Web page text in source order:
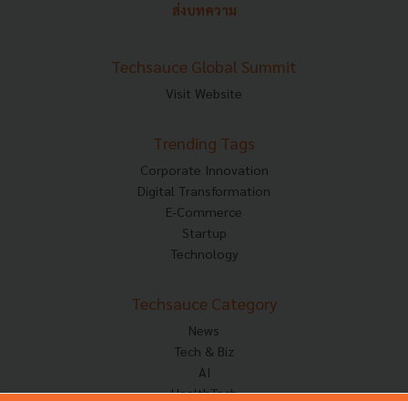
ส่งบทความ
Techsauce Global Summit
Visit Website
Trending Tags
Corporate Innovation
Digital Transformation
E-Commerce
Startup
Technology
Techsauce Category
News
Tech & Biz
AI
HealthTech